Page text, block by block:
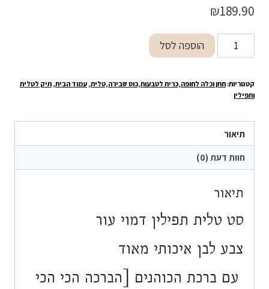
₪189.90
כמות
של
טלית
דמוי
עור
לבן
הוספה לסל
קטגוריות: חתן וכלה לחופה,כרית לטבעות,כוס שבירה,טלית, עמוד הבית, תיק לטלית
ותפילין
תיאור
חוות דעת (0)
תיאור
סט טלית תפילין דמוי עור
צבע לבן איכותי מאוד
עם ברכת הכוהנים [הברכה הכי הכי